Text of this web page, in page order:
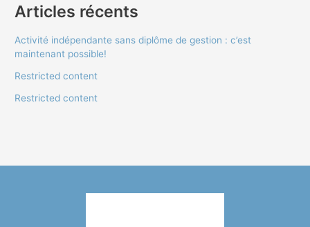
Articles récents
Activité indépendante sans diplôme de gestion : c’est
maintenant possible!
Restricted content
Restricted content